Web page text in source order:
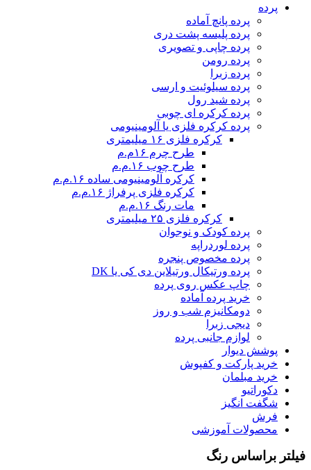
پرده
پرده پانچ آماده
پرده پلیسه پشت دری
پرده چاپی و تصویری
پرده رومن
پرده زبرا
پرده سیلوئیت و ارسی
پرده شید رول
پرده کرکره ای چوبی
پرده کرکره فلزی یا آلومینیومی
کرکره فلزی ۱۶ میلیمتری
طرح چرم ۱۶م.م
طرح چوب ۱۶.م.م
کرکره آلومینیومی ساده ۱۶.م.م
کرکره فلزی پرفراژ ۱۶.م.م
مات رنگ ۱۶.م.م
کرکره فلزی ۲۵ میلیمتری
پرده کودک و نوجوان
پرده لوردراپه
پرده مخصوص پنجره
پرده ورتیکال ورتیلاین دی کی یا DK
چاپ عکس روی پرده
خرید پرده آماده
دومکانیزم شب و روز
دیجی زبرا
لوازم جانبی پرده
پوشش دیوار
خرید پارکت و کفپوش
خرید مبلمان
دکوراتیو
شگفت انگیز
فرش
محصولات آموزشی
فیلتر براساس رنگ